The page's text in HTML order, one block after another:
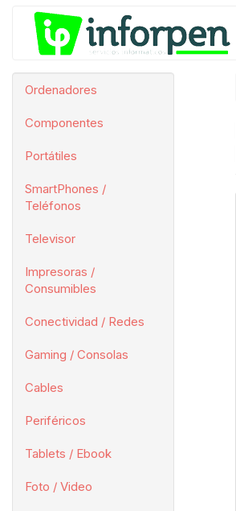
Ordenadores
Componentes
Portátiles
SmartPhones /
Teléfonos
Televisor
Impresoras /
Consumibles
Conectividad / Redes
Gaming / Consolas
Cables
Periféricos
Tablets / Ebook
Foto / Video